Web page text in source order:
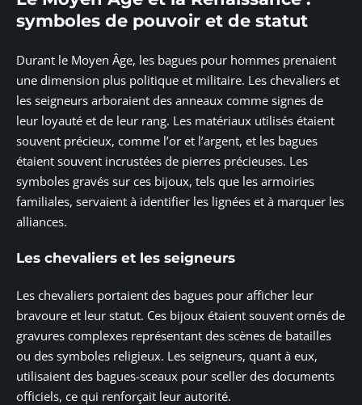
symboles de pouvoir et de statut
Durant le Moyen Âge, les bagues pour hommes prenaient
une dimension plus politique et militaire. Les chevaliers et
les seigneurs arboraient des anneaux comme signes de
leur loyauté et de leur rang. Les matériaux utilisés étaient
souvent précieux, comme l’or et l’argent, et les bagues
étaient souvent incrustées de pierres précieuses. Les
symboles gravés sur ces bijoux, tels que les armoiries
familiales, servaient à identifier les lignées et à marquer les
alliances.
Les chevaliers et les seigneurs
Les chevaliers portaient des bagues pour afficher leur
bravoure et leur statut. Ces bijoux étaient souvent ornés de
gravures complexes représentant des scènes de batailles
ou des symboles religieux. Les seigneurs, quant à eux,
utilisaient des bagues-sceaux pour sceller des documents
officiels, ce qui renforçait leur autorité.